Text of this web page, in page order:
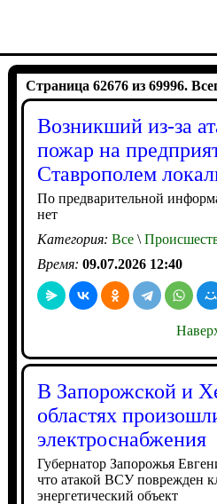
Страница 62676 из 69996.
Возникший из-за
пожар на
Ставрополем
По предварительной
нет
Категория: Все\
Время: 09.07.2026 12:40
В Запорожской и
областях
электроснабжения
Губернатор Запорожья
что атакой ВСУ поврежден
энергетический объект